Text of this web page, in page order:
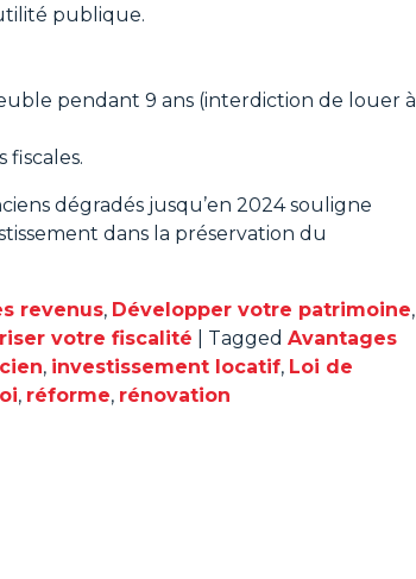
publique.
pendant 9 ans (interdiction de louer à
fiscales.
dégradés jusqu’en 2024 souligne
dans la préservation du
revenus, Développer votre patrimoine,
votre fiscalité Tagged Avantages
, investissement locatif, Loi de
, réforme, rénovation